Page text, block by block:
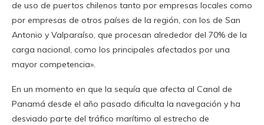
de uso de puertos chilenos tanto por empresas locales como
por empresas de otros países de la región, con los de San
Antonio y Valparaíso, que procesan alrededor del 70% de la
carga nacional, como los principales afectados por una
mayor competencia».
En un momento en que la sequía que afecta al Canal de
Panamá desde el año pasado dificulta la navegación y ha
desviado parte del tráfico marítimo al estrecho de